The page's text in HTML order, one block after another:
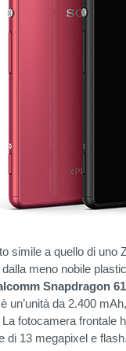
simile a quello di
meno nobile
Snapdragon
un’unità da 2.400
La fotocamera frontale
di 13 megapixel e flash.